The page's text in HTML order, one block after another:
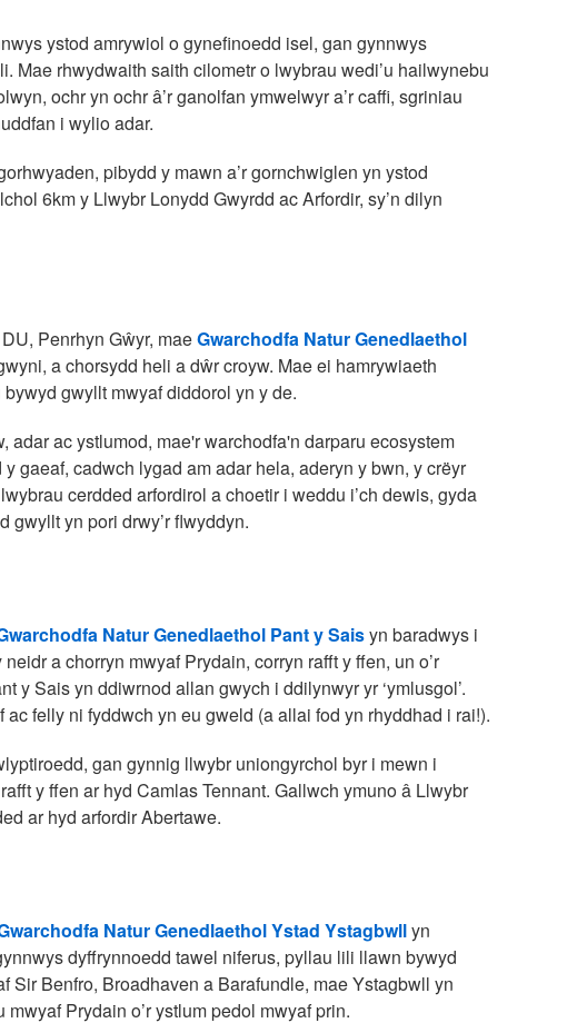
ystod amrywiol o gynefinoedd isel, gan gynnwys
rhwydwaith saith cilometr o lwybrau wedi’u hailwynebu
ochr yn ochr â’r ganolfan ymwelwyr a’r caffi, sgriniau
i wylio adar.
pibydd y mawn a’r gornchwiglen yn ystod
6km y Llwybr Lonydd Gwyrdd ac Arfordir, sy’n dilyn
Penrhyn Gŵyr, maeGwarchodfa Natur Genedlaethol
a chorsydd heli a dŵr croyw. Mae ei hamrywiaeth
gwyllt mwyaf diddorol yn y de.
ac ystlumod, mae'r warchodfa'n darparu ecosystem
gaeaf, cadwch lygad am adar hela, aderyn y bwn, y crëyr
cerdded arfordirol a choetir i weddu i’ch dewis, gyda
gwyllt yn pori drwy’r flwyddyn.
Natur Genedlaethol Pant y Saisyn baradwys i
a chorryn mwyaf Prydain, corryn rafft y ffen, un o’r
y Sais yn ddiwrnod allan gwych i ddilynwyr yr ‘ymlusgol’.
felly ni fyddwch yn eu gweld (a allai fod yn rhyddhad i rai!).
gan gynnig llwybr uniongyrchol byr i mewn i
y ffen ar hyd Camlas Tennant. Gallwch ymuno â Llwybr
ar hyd arfordir Abertawe.
Natur Genedlaethol Ystad Ystagbwllyn
dyffrynnoedd tawel niferus, pyllau lili llawn bywyd
Sir Benfro, Broadhaven a Barafundle, mae Ystagbwll yn
Prydain o’r ystlum pedol mwyaf prin.